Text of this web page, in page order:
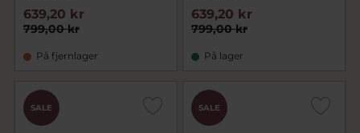
799,00 kr
639,20 kr
På fjernlager
799,00 kr
639,20 kr
På lager
SALE SALE